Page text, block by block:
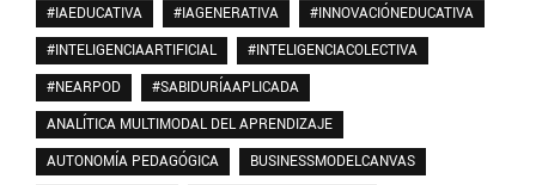
#IAEDUCATIVA
#IAGENERATIVA
#INNOVACIÓNEDUCATIVA
#INTELIGENCIAARTIFICIAL
#INTELIGENCIACOLECTIVA
#NEARPOD
#SABIDURÍAAPLICADA
ANALÍTICA MULTIMODAL DEL APRENDIZAJE
AUTONOMÍA PEDAGÓGICA
BUSINESSMODELCANVAS